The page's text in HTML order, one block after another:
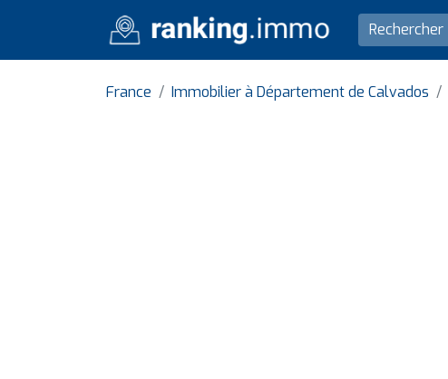
France Immobilier à Département de Calvados